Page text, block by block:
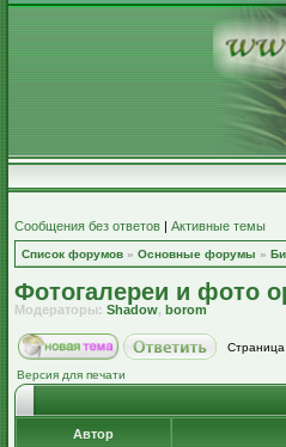
Сообщения без ответов | Активные темы
Список форумов » Основные форумы »
Фотогалереи и фото
Модераторы: Shadow, borom
Страница
Версия для печати
Автор